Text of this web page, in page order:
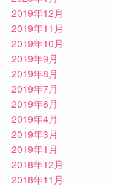
2019年12月
2019年11月
2019年10月
2019年9月
2019年8月
2019年7月
2019年6月
2019年4月
2019年3月
2019年1月
2018年12月
2018年11月